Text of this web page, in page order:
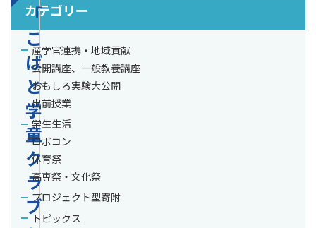
「
こ
ば
と
学
童
ク
ラ
ブ
カテゴリー
産学官連携・地域貢献
公開講座、一般教養講座
おもしろ実験大公開
出前授業
学生生活
ロボコン
体育祭
高専祭・文化祭
プロジェクト型寄附
トピックス